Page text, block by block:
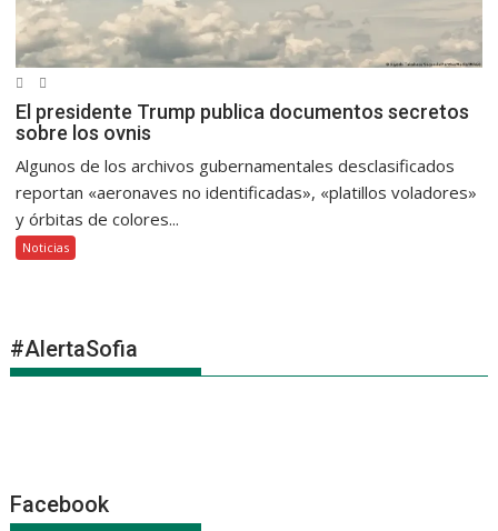
El presidente Trump publica documentos secretos
sobre los ovnis
Algunos de los archivos gubernamentales desclasificados
reportan «aeronaves no identificadas», «platillos voladores»
y órbitas de colores...
Noticias
#AlertaSofia
Facebook